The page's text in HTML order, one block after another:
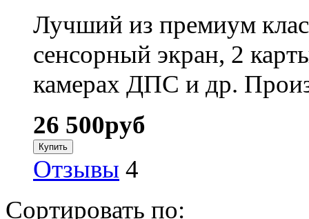
Лучший из премиум
сенсорный экран, 2
камерах ДПС и др.
26 500руб
Отзывы 4
Сортировать по: